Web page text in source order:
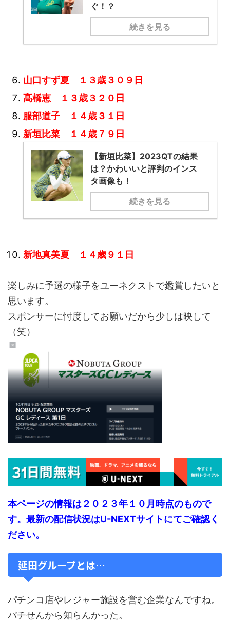
ぐ！？
続きを見る
山口すず夏 １３歳３０９日
髙橋恵 １３歳３２０日
服部道子 １４歳３１日
新垣比菜 １４歳７９日
【新垣比菜】2023QTの結果
は？かわいいと評判のインス
タ画像も！
続きを見る
新地真美夏 １４歳９１日
楽しみに予選の様子をユーネクストで鑑賞したいと
思います。
スポンサーに忖度してお願いだから少しは映して
（笑）
本ページの情報は２０２３年１０月時点のもので
す。最新の配信状況はU-NEXTサイトにてご確認く
ださい。
延田グループとは…
パチンコ店やレジャー施設を営む企業なんですね。
パチせんから知らんかった。